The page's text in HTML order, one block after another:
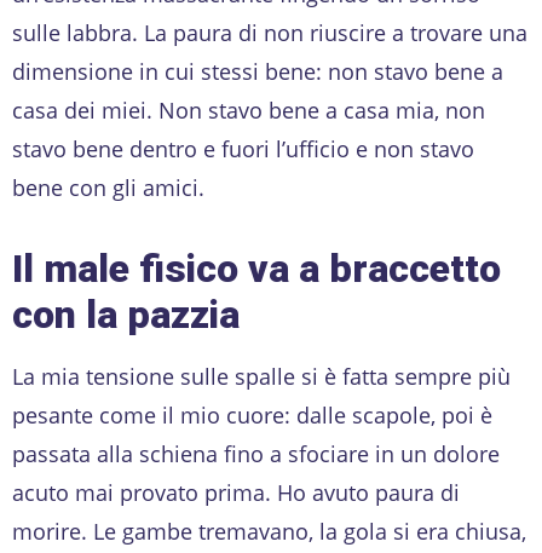
sulle labbra. La paura di non riuscire a trovare una
dimensione in cui stessi bene: non stavo bene a
casa dei miei. Non stavo bene a casa mia, non
stavo bene dentro e fuori l’ufficio e non stavo
bene con gli amici.
Il male fisico va a braccetto
con la pazzia
La mia tensione sulle spalle si è fatta sempre più
pesante come il mio cuore: dalle scapole, poi è
passata alla schiena fino a sfociare in un dolore
acuto mai provato prima. Ho avuto paura di
morire. Le gambe tremavano, la gola si era chiusa,